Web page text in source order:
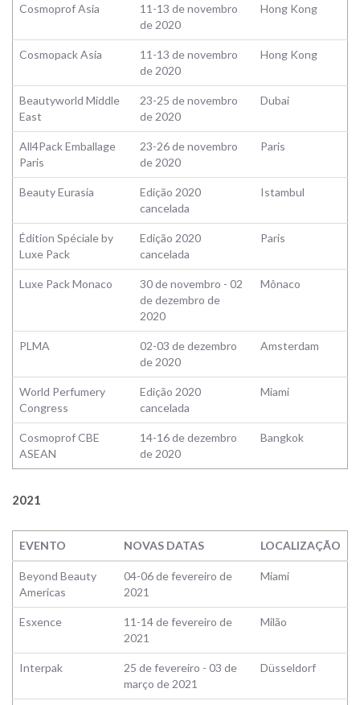
Cosmoprof Asia
11-13 de novembro
de 2020
Hong Kong
Cosmopack Asia
11-13 de novembro
de 2020
Hong Kong
Beautyworld Middle
East
23-25 de novembro
de 2020
Dubai
All4Pack Emballage
Paris
23-26 de novembro
de 2020
Paris
Beauty Eurasia
Edição 2020
cancelada
Istambul
Édition Spéciale by
Luxe Pack
Edição 2020
cancelada
Paris
Luxe Pack Monaco
30 de novembro - 02
de dezembro de
2020
Mônaco
PLMA
02-03 de dezembro
de 2020
Amsterdam
World Perfumery
Congress
Edição 2020
cancelada
Miami
Cosmoprof CBE
ASEAN
14-16 de dezembro
de 2020
Bangkok
2021
EVENTO NOVAS DATAS LOCALIZAÇÃO
Beyond Beauty
Americas
04-06 de fevereiro de
2021
Miami
Esxence
11-14 de fevereiro de
2021
Milão
Interpak
25 de fevereiro - 03 de
março de 2021
Düsseldorf